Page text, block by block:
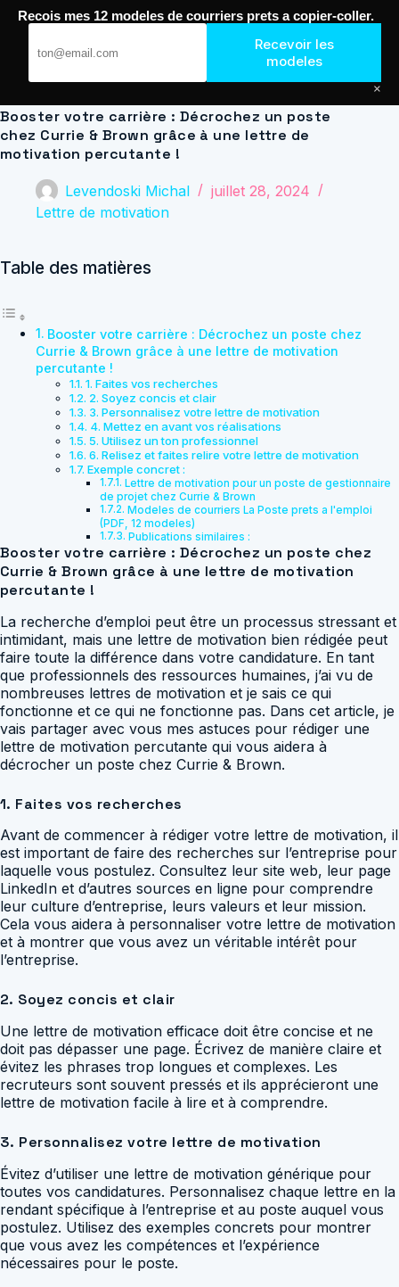
Passer
Booster votre carrière : Décrochez un poste
chez Currie & Brown grâce à une lettre de
motivation percutante !
Levendoski Michal
juillet 28, 2024
Lettre de motivation
Table des matières
Booster votre carrière : Décrochez un poste chez
Currie & Brown grâce à une lettre de motivation
percutante !
1. Faites vos recherches
2. Soyez concis et clair
3. Personnalisez votre lettre de motivation
4. Mettez en avant vos réalisations
5. Utilisez un ton professionnel
6. Relisez et faites relire votre lettre de motivation
Exemple concret :
Lettre de motivation pour un poste de gestionnaire
de projet chez Currie & Brown
Modeles de courriers La Poste prets a l'emploi
(PDF, 12 modeles)
Publications similaires :
Booster votre carrière : Décrochez un poste chez
Currie & Brown grâce à une lettre de motivation
percutante !
La recherche d’emploi peut être un processus stressant et
intimidant, mais une lettre de motivation bien rédigée peut
faire toute la différence dans votre candidature. En tant
que professionnels des ressources humaines, j’ai vu de
nombreuses lettres de motivation et je sais ce qui
fonctionne et ce qui ne fonctionne pas. Dans cet article, je
vais partager avec vous mes astuces pour rédiger une
lettre de motivation percutante qui vous aidera à
décrocher un poste chez Currie & Brown.
1. Faites vos recherches
Avant de commencer à rédiger votre lettre de motivation, il
est important de faire des recherches sur l’entreprise pour
laquelle vous postulez. Consultez leur site web, leur page
LinkedIn et d’autres sources en ligne pour comprendre
leur culture d’entreprise, leurs valeurs et leur mission.
Cela vous aidera à personnaliser votre lettre de motivation
et à montrer que vous avez un véritable intérêt pour
l’entreprise.
2. Soyez concis et clair
Une lettre de motivation efficace doit être concise et ne
doit pas dépasser une page. Écrivez de manière claire et
évitez les phrases trop longues et complexes. Les
recruteurs sont souvent pressés et ils apprécieront une
lettre de motivation facile à lire et à comprendre.
3. Personnalisez votre lettre de motivation
Évitez d’utiliser une lettre de motivation générique pour
toutes vos candidatures. Personnalisez chaque lettre en la
rendant spécifique à l’entreprise et au poste auquel vous
postulez. Utilisez des exemples concrets pour montrer
que vous avez les compétences et l’expérience
nécessaires pour le poste.
Recois mes 12 modeles de courriers prets a copier-coller.
Recevoir les
modeles
×